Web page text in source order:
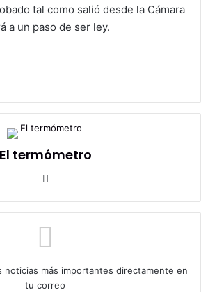
tal como salió desde la Cámara
a un paso de ser ley.
El termómetro
noticias más importantes directamente en
tu correo